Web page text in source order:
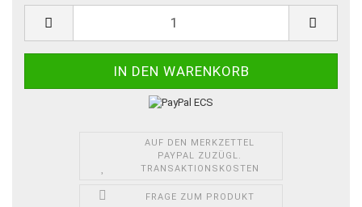
AUF DEN MERKZETTEL
PAYPAL ZUZÜGL.
TRANSAKTIONSKOSTEN
FRAGE ZUM PRODUKT